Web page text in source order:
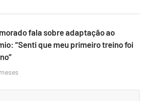
fala sobre adaptação ao
“Senti que meu primeiro treino foi